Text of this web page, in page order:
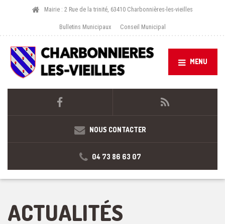
Mairie : 2 Rue de la trinité, 63410 Charbonnières-les-vieilles
Bulletins Municipaux Conseil Municipal
MENU
NOUS CONTACTER
04 73 86 63 07
ACTUALITÉS